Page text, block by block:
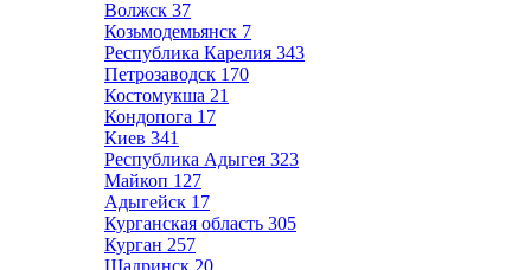
Волжск 37
Козьмодемьянск 7
Республика Карелия 343
Петрозаводск 170
Костомукша 21
Кондопога 17
Киев 341
Республика Адыгея 323
Майкоп 127
Адыгейск 17
Курганская область 305
Курган 257
Шадринск 20